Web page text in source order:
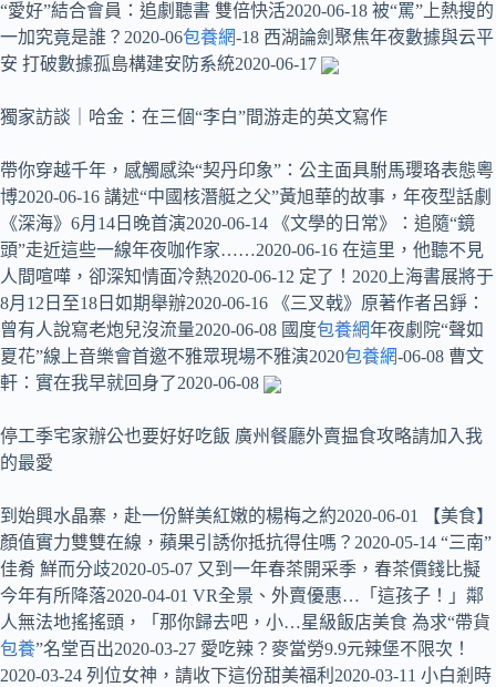
“愛好”結合會員：追劇聽書 雙倍快活2020-06-18 被“罵”上熱搜的
一加究竟是誰？2020-06包養網-18 西湖論劍聚焦年夜數據與云平
安 打破數據孤島構建安防系統2020-06-17
獨家訪談｜哈金：在三個“李白”間游走的英文寫作
帶你穿越千年，感觸感染“契丹印象”：公主面具駙馬瓔珞表態粵
博2020-06-16 講述“中國核潛艇之父”黃旭華的故事，年夜型話劇
《深海》6月14日晚首演2020-06-14 《文學的日常》：追隨“鏡
頭”走近這些一線年夜咖作家……2020-06-16 在這里，他聽不見
人間喧嘩，卻深知情面冷熱2020-06-12 定了！2020上海書展將于
8月12日至18日如期舉辦2020-06-16 《三叉戟》原著作者呂錚：
曾有人說寫老炮兒沒流量2020-06-08 國度包養網年夜劇院“聲如
夏花”線上音樂會首邀不雅眾現場不雅演2020包養網-06-08 曹文
軒：實在我早就回身了2020-06-08
停工季宅家辦公也要好好吃飯 廣州餐廳外賣揾食攻略請加入我
的最愛
到始興水晶寨，赴一份鮮美紅嫩的楊梅之約2020-06-01 【美食】
顏值實力雙雙在線，蘋果引誘你抵抗得住嗎？2020-05-14 “三南”
佳肴 鮮而分歧2020-05-07 又到一年春茶開采季，春茶價錢比擬
今年有所降落2020-04-01 VR全景、外賣優惠…「這孩子！」鄰
人無法地搖搖頭，「那你歸去吧，小…星級飯店美食 為求“帶貨
包養”名堂百出2020-03-27 愛吃辣？麥當勞9.9元辣堡不限次！
2020-03-24 列位女神，請收下這份甜美福利2020-03-11 小白剎時